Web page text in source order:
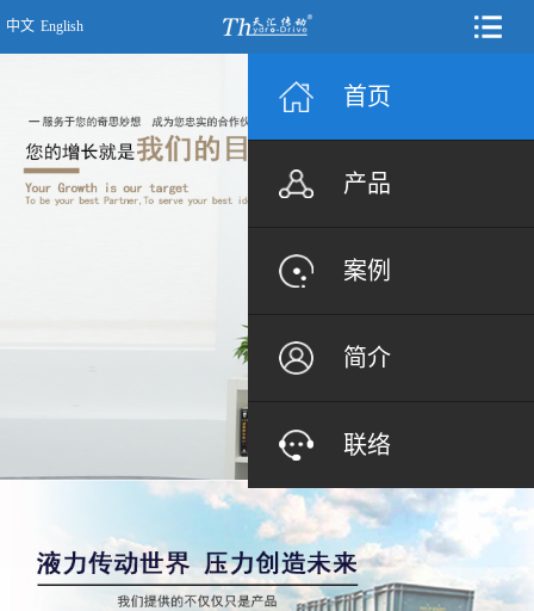
中文 English
首页
产品
案例
简介
联络